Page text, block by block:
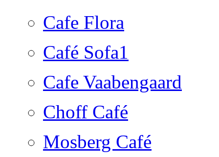
Cafe Flora
Café Sofa1
Cafe Vaabengaard
Choff Café
Mosberg Café